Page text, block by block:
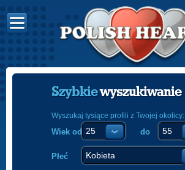
Szybkiewyszukiwanie
Wyszukaj tysiące profili z Twojej okolicy:
Wiek od do
Płeć